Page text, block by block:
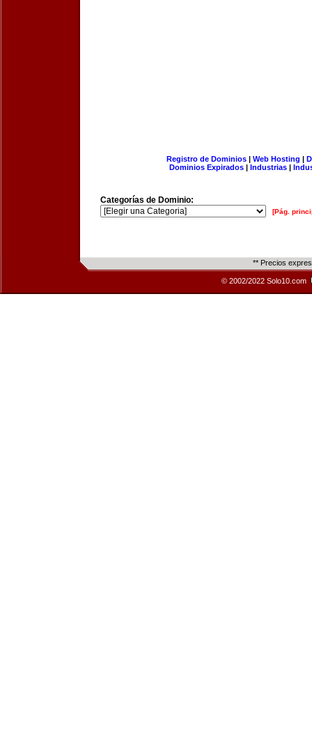
Registro de Dominios| Web Hosting |
Dominios Expirados | Industrias |
Categorías de Dominio:
[Pág.
** Precios
© 2002/2022 Solo10.com